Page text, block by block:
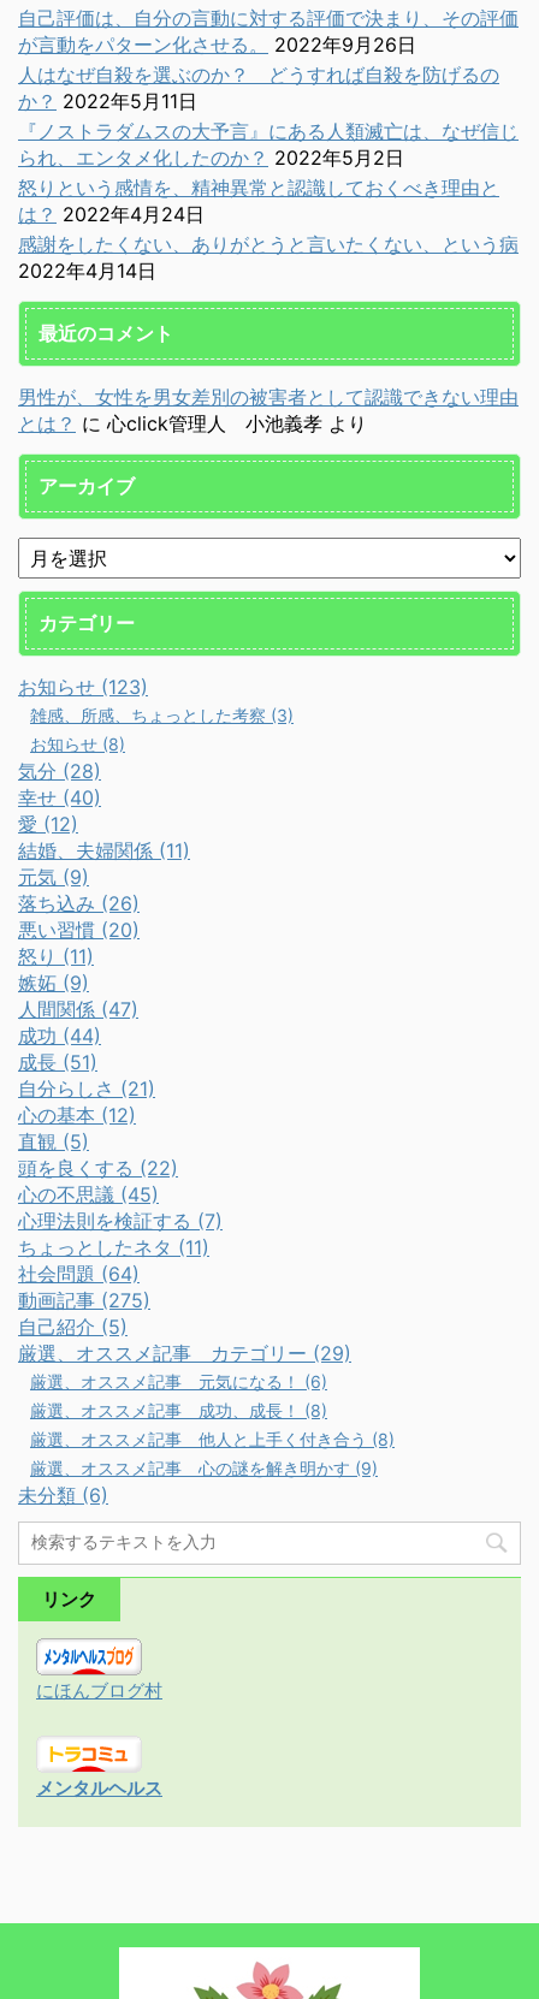
自己評価は、自分の言動に対する評価で決まり、その評価
が言動をパターン化させる。
2022年9月26日
人はなぜ自殺を選ぶのか？ どうすれば自殺を防げるの
か？ 2022年5月11日
『ノストラダムスの大予言』にある人類滅亡は、なぜ信じ
られ、エンタメ化したのか？ 2022年5月2日
怒りという感情を、精神異常と認識しておくべき理由と
は？ 2022年4月24日
感謝をしたくない、ありがとうと言いたくない、という病
2022年4月14日
最近のコメント
男性が、女性を男女差別の被害者として認識できない理由
とは？ に 心click管理人 小池義孝 より
アーカイブ
カテゴリー
お知らせ (123)
雑感、所感、ちょっとした考察 (3)
お知らせ (8)
気分 (28)
幸せ (40)
愛 (12)
結婚、夫婦関係 (11)
元気 (9)
落ち込み (26)
悪い習慣 (20)
怒り (11)
嫉妬 (9)
人間関係 (47)
成功 (44)
成長 (51)
自分らしさ (21)
心の基本 (12)
直観 (5)
頭を良くする (22)
心の不思議 (45)
心理法則を検証する (7)
ちょっとしたネタ (11)
社会問題 (64)
動画記事 (275)
自己紹介 (5)
厳選、オススメ記事 カテゴリー (29)
厳選、オススメ記事 元気になる！ (6)
厳選、オススメ記事 成功、成長！ (8)
厳選、オススメ記事 他人と上手く付き合う (8)
厳選、オススメ記事 心の謎を解き明かす (9)
未分類 (6)
リンク
にほんブログ村
メンタルヘルス